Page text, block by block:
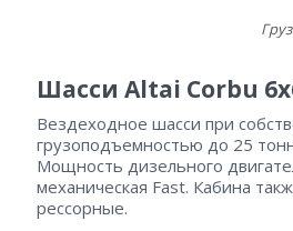
Шасси Altai Corbu
Вездеходное шасси при
грузоподъемностью до 25
Мощность дизельного
механическая Fast. Кабина
рессорные.